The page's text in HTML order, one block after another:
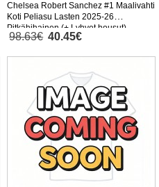
Chelsea Robert Sanchez #1 Maalivahti
Koti Peliasu Lasten 2025-26
Pitkähihainen (+ Lyhyet housut)
98.63€ 40.45€